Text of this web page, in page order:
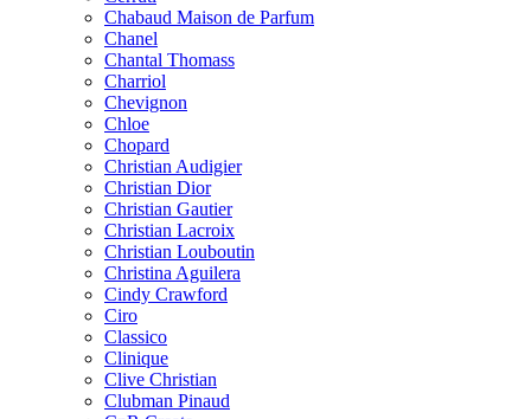
Chabaud Maison de Parfum
Chanel
Chantal Thomass
Charriol
Chevignon
Chloe
Chopard
Christian Audigier
Christian Dior
Christian Gautier
Christian Lacroix
Christian Louboutin
Christina Aguilera
Cindy Crawford
Ciro
Classico
Clinique
Clive Christian
Clubman Pinaud